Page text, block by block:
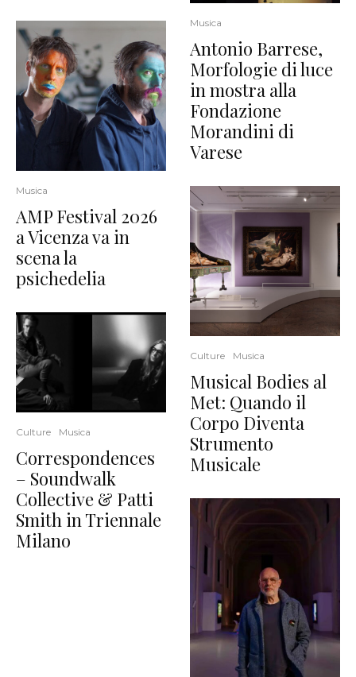
Musica
AMP Festival 2026
a Vicenza va in
scena la
psichedelia
Culture Musica
Correspondences
– Soundwalk
Collective & Patti
Smith in Triennale
Milano
Musica
Antonio Barrese,
Morfologie di luce
in mostra alla
Fondazione
Morandini di
Varese
Culture Musica
Musical Bodies al
Met: Quando il
Corpo Diventa
Strumento
Musicale